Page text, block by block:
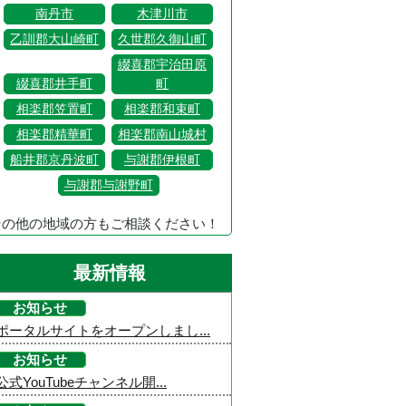
南丹市
木津川市
乙訓郡大山崎町
久世郡久御山町
綴喜郡井手町
綴喜郡宇治田原
町
相楽郡笠置町
相楽郡和束町
相楽郡精華町
相楽郡南山城村
船井郡京丹波町
与謝郡伊根町
与謝郡与謝野町
他の地域の方もご相談ください！
最新情報
お知らせ
ータルサイトをオープンしまし...
お知らせ
式YouTubeチャンネル開...